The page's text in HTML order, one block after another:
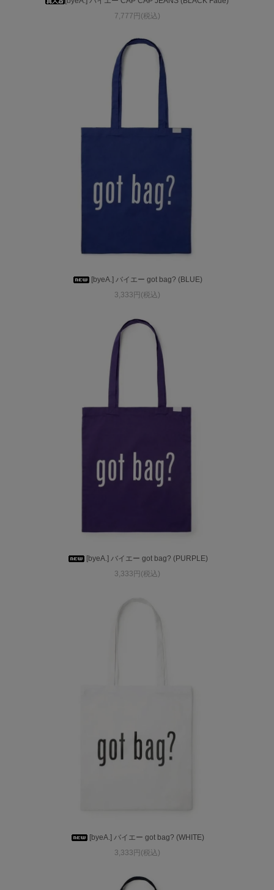
7,777円(税込)
[byeA.] バイエー got bag? (BLUE)
3,333円(税込)
[byeA.] バイエー got bag? (PURPLE)
3,333円(税込)
[byeA.] バイエー got bag? (WHITE)
3,333円(税込)